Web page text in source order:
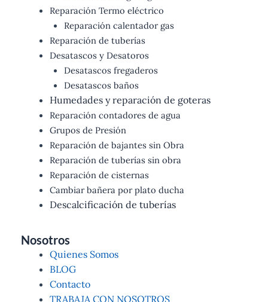
Reparación Termo eléctrico
Reparación calentador gas
Reparación de tuberías
Desatascos y Desatoros
Desatascos fregaderos
Desatascos baños
Humedades y reparación de goteras
Reparación contadores de agua
Grupos de Presión
Reparación de bajantes sin Obra
Reparación de tuberías sin obra
Reparación de cisternas
Cambiar bañera por plato ducha
Descalcificación de tuberías
Nosotros
Quienes Somos
BLOG
Contacto
TRABAJA CON NOSOTROS